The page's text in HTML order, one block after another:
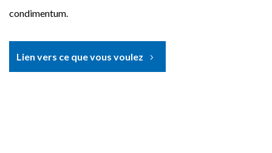
condimentum.
Lien vers ce que vous voulez